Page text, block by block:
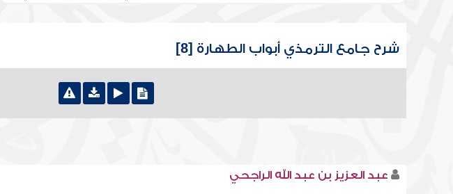
شرح جامع الترمذي أبواب الطهارة [8]
عبد العزيز بن عبد الله الراجحي